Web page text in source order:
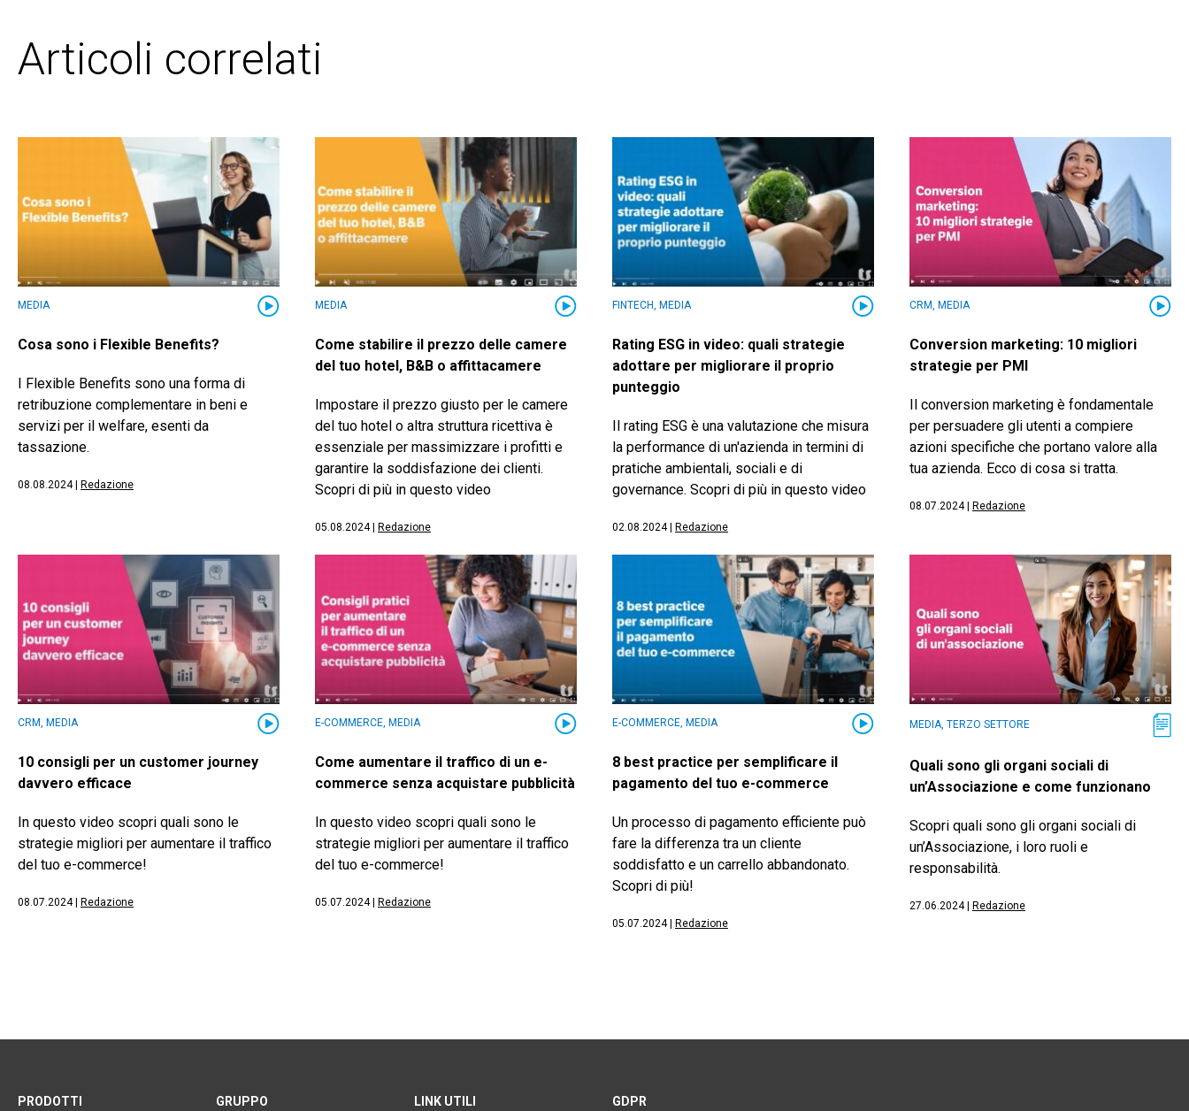
Articoli correlati
MEDIA
Cosa sono i Flexible Benefits?
I Flexible Benefits sono una forma di
retribuzione complementare in beni e
servizi per il welfare, esenti da
tassazione.
08.08.2024| Redazione
MEDIA
Come stabilire il prezzo delle camere
del tuo hotel, B&B o affittacamere
Impostare il prezzo giusto per le camere
del tuo hotel o altra struttura ricettiva è
essenziale per massimizzare i profitti e
garantire la soddisfazione dei clienti.
Scopri di più in questo video
05.08.2024| Redazione
FINTECH, MEDIA
Rating ESG in video: quali strategie
adottare per migliorare il proprio
punteggio
Il rating ESG è una valutazione che misura
la performance di un'azienda in termini di
pratiche ambientali, sociali e di
governance. Scopri di più in questo video
02.08.2024| Redazione
CRM, MEDIA
Conversion marketing: 10 migliori
strategie per PMI
Il conversion marketing è fondamentale
per persuadere gli utenti a compiere
azioni specifiche che portano valore alla
tua azienda. Ecco di cosa si tratta.
08.07.2024| Redazione
CRM, MEDIA
10 consigli per un customer journey
davvero efficace
In questo video scopri quali sono le
strategie migliori per aumentare il traffico
del tuo e-commerce!
08.07.2024| Redazione
E-COMMERCE, MEDIA
Come aumentare il traffico di un e-
commerce senza acquistare pubblicità
In questo video scopri quali sono le
strategie migliori per aumentare il traffico
del tuo e-commerce!
05.07.2024| Redazione
E-COMMERCE, MEDIA
8 best practice per semplificare il
pagamento del tuo e-commerce
Un processo di pagamento efficiente può
fare la differenza tra un cliente
soddisfatto e un carrello abbandonato.
Scopri di più!
05.07.2024| Redazione
MEDIA, TERZO SETTORE
Quali sono gli organi sociali di
un’Associazione e come funzionano
Scopri quali sono gli organi sociali di
un’Associazione, i loro ruoli e
responsabilità.
27.06.2024| Redazione
PRODOTTI GRUPPO LINK UTILI GDPR